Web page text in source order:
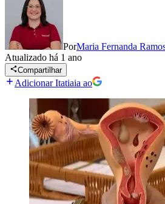
PorMaria Fernanda
Atualizado há 1 ano
Compartilhar
Adicionar Itatiaia ao